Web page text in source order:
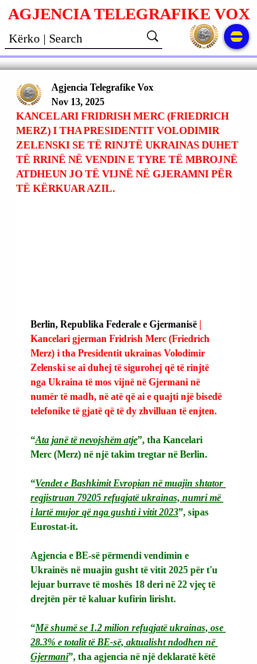
AGJENCIA TELEGRAFIKE VOX
KANCELARI FRIDRISH MERC (FRIEDRICH
MERZ) I THA PRESIDENTIT VOLODIMIR
ZELENSKI SE TË RINJTË UKRAINAS DUHET
TË RRINË NË VENDIN E TYRE TË MBROJNË
ATDHEUN JO TË VIJNË NË GJERAMNI PËR
TË KËRKUAR AZIL.
Agjencia Telegrafike Vox
Nov 13, 2025
Berlin, Republika Federale e Gjermanisë
Kancelari gjerman Fridrish Merc (Friedrich
Merz) i tha Presidentit ukrainas Volodimir
Zelenski se ai duhej të sigurohej që të rinjtë
nga Ukraina të mos vijnë në Gjermani në
numër të madh, në atë që ai e quajti një bisedë
telefonike të gjatë që të dy zhvilluan të enjten.
“Ata janë të nevojshëm atje”, tha Kancelari
Merc (Merz) në një takim tregtar në Berlin.
“Vendet e Bashkimit Evropian në muajin shtator
regjistruan 79205 refugjatë ukrainas, numri më
i lartë mujor që nga gushti i vitit 2023”, sipas
Eurostat-it.
Agjencia e BE-së përmendi vendimin e
Ukrainës në muajin gusht të vitit 2025 për t'u
lejuar burrave të moshës 18 deri në 22 vjeç të
drejtën për të kaluar kufirin lirisht.
“Më shumë se 1.2 milion refugjatë ukrainas, ose
28.3% e totalit të BE-së, aktualisht ndodhen në
Gjermani”, tha agjencia në një deklaratë këtë